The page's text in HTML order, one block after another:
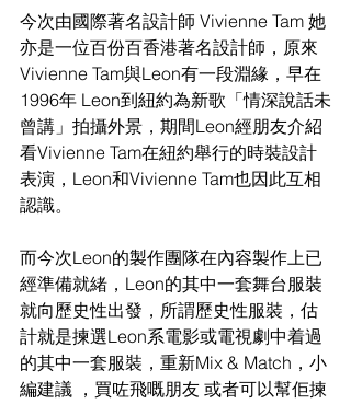
今次由國際著名設計師 Vivienne Tam 她
亦是一位百份百香港著名設計師，原來
Vivienne Tam與Leon有一段淵緣，早在
1996年 Leon到紐約為新歌「情深說話未
曾講」拍攝外景，期間Leon經朋友介紹
看Vivienne Tam在紐約舉行的時裝設計
表演，Leon和Vivienne Tam也因此互相
認識。
而今次Leon的製作團隊在內容製作上已
經準備就緒，Leon的其中一套舞台服裝
就向歷史性出發，所謂歷史性服裝，估
計就是揀選Leon系電影或電視劇中着過
的其中一套服裝，重新Mix & Match，小
編建議 ，買咗飛嘅朋友 或者可以幫佢揀